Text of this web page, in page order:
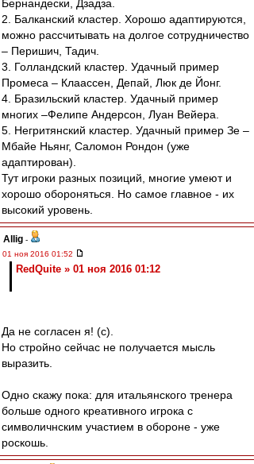
Бернандески, Дзадза.
2. Балканский кластер. Хорошо адаптируются,
можно рассчитывать на долгое сотрудничество
– Перишич, Тадич.
3. Голландский кластер. Удачный пример
Промеса – Клаассен, Депай, Люк де Йонг.
4. Бразильский кластер. Удачный пример
многих –Фелипе Андерсон, Луан Вейера.
5. Негритянский кластер. Удачный пример Зе –
Мбайе Ньянг, Саломон Рондон (уже
адаптирован).
Тут игроки разных позиций, многие умеют и
хорошо обороняться. Но самое главное - их
высокий уровень.
Allig -
01 ноя 2016 01:52
RedQuite » 01 ноя 2016 01:12
Да не согласен я! (с).
Но стройно сейчас не получается мысль
выразить.
Одно скажу пока: для итальянского тренера
больше одного креативного игрока с
символичнским участием в обороне - уже
роскошь.